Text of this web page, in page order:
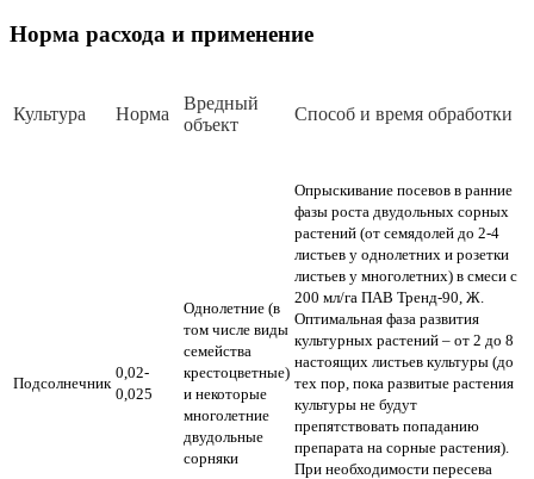
Норма расхода и применение
Куль­ту­ра Нор­ма
Вред­ный
объ­ект
Спо­соб и вре­мя об­ра­бот­ки
Подсолнечник
0,02-
0,025
Однолетние (в
том числе виды
семейства
крестоцветные)
и некоторые
многолетние
двудольные
сорняки
Опрыскивание посевов в ранние
фазы роста двудольных сорных
растений (от семядолей до 2-4
листьев у однолетних и розетки
листьев у многолетних) в смеси с
200 мл/га ПАВ Тренд-90, Ж.
Оптимальная фаза развития
культурных растений – от 2 до 8
настоящих листьев культуры (до
тех пор, пока развитые растения
культуры не будут
препятствовать попаданию
препарата на сорные растения).
При необходимости пересева